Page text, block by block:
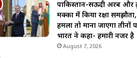
पाकिस्तान-सऊदी अरब और
मक्का में किया रक्षा
हमला तो माना जाएगा तीनों
भारत ने कहा- हमारी नजर है
August 7, 2026